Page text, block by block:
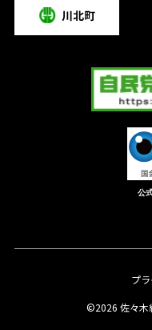
公
プ
©2026 佐々木